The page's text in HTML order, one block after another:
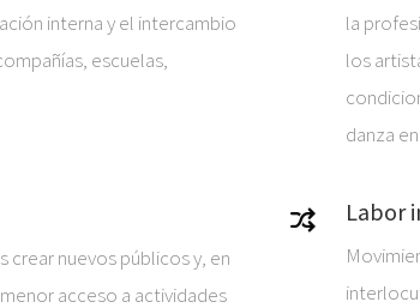
interna y el intercambio
escuelas,
la
los
danza
nuevos públicos y, en
acceso a actividades
Labor